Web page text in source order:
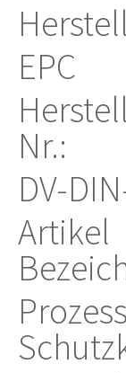
EPC
Nr.:
DV-
Artikel